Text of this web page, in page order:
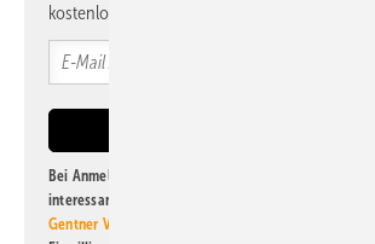
kostenlos direkt ins Postfach.
Bei Anmeldung zu diesem Newsletter bin ich damit
interessante Verlags- und Online-Angebote
Gentner Verlag GmbH & Co. KG